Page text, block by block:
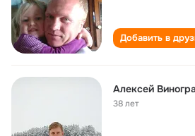
Добавить в
Алексей
38 лет